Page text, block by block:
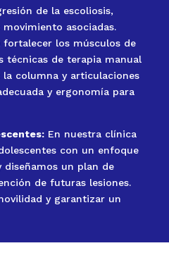
de la escoliosis,
asociadas.
fortalecer los músculos de
técnicas de terapia manual
columna y articulaciones
y ergonomía para
En nuestra clínica
con un enfoque
diseñamos un plan de
de futuras lesiones.
y garantizar un